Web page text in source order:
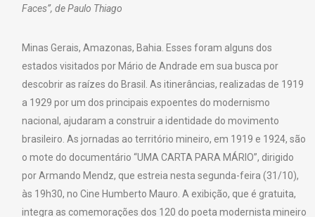
Faces”, de Paulo Thiago
Minas Gerais, Amazonas, Bahia. Esses foram alguns dos
estados visitados por Mário de Andrade em sua busca por
descobrir as raízes do Brasil. As itinerâncias, realizadas de 1919
a 1929 por um dos principais expoentes do modernismo
nacional, ajudaram a construir a identidade do movimento
brasileiro. As jornadas ao território mineiro, em 1919 e 1924, são
o mote do documentário “UMA CARTA PARA MÁRIO”, dirigido
por Armando Mendz, que estreia nesta segunda-feira (31/10),
às 19h30, no Cine Humberto Mauro. A exibição, que é gratuita,
integra as comemorações dos 120 do poeta modernista mineiro